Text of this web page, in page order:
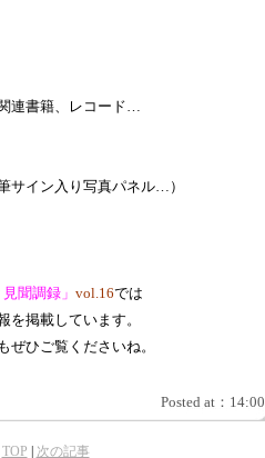
連書籍、レコード…
サイン入り写真パネル…）
聞調録」 vol.16では
を掲載しています。
ぜひご覧くださいね。
Posted at：14:00
TOP 次の記事